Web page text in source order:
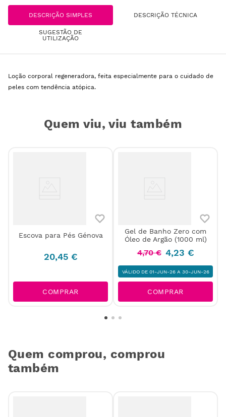
DESCRIÇÃO SIMPLES DESCRIÇÃO TÉCNICA
SUGESTÃO DE
UTILIZAÇÃO
Loção corporal regeneradora, feita especialmente para o cuidado de
peles com tendência atópica.
Quem viu, viu também
Escova para Pés Génova
20,45 €
COMPRAR
Gel de Banho Zero com
Óleo de Argão (1000 ml)
4,70 € 4,23 €
VÁLIDO DE 01-JUN-26 A 30-JUN-26
COMPRAR
Quem comprou, comprou
também